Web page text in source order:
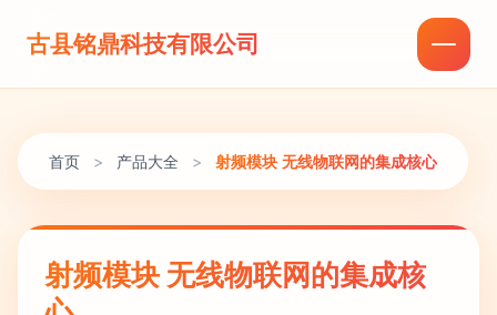
古县铭鼎科技有限公司
首页 > 产品大全 > 射频模块 无线物联网的集成核心
射频模块 无线物联网的集成核